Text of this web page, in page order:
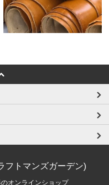
フトマンズガーデン)
オンラインショップ